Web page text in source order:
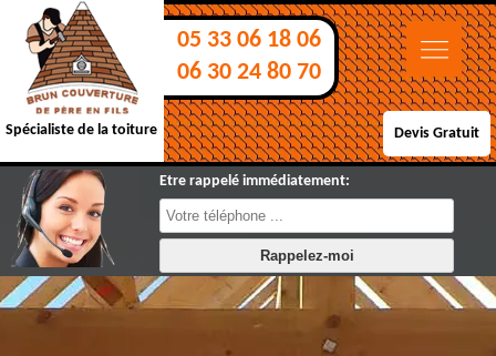
Spécialiste de la toiture
05 33 06 18 06
06 30 24 80 70
Devis Gratuit
Etre rappelé immédiatement: